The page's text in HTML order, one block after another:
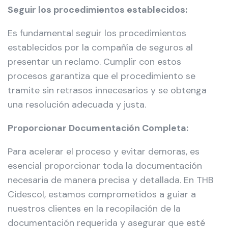
Seguir los procedimientos establecidos:
Es fundamental seguir los procedimientos
establecidos por la compañía de seguros al
presentar un reclamo. Cumplir con estos
procesos garantiza que el procedimiento se
tramite sin retrasos innecesarios y se obtenga
una resolución adecuada y justa.
Proporcionar Documentación Completa:
Para acelerar el proceso y evitar demoras, es
esencial proporcionar toda la documentación
necesaria de manera precisa y detallada. En THB
Cidescol, estamos comprometidos a guiar a
nuestros clientes en la recopilación de la
documentación requerida y asegurar que esté